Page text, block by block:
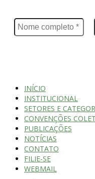
INÍCIO
INSTITUCIONAL
SETORES E
CONVENÇÕES
PUBLICAÇÕES
NOTÍCIAS
CONTATO
FILIE-SE
WEBMAIL